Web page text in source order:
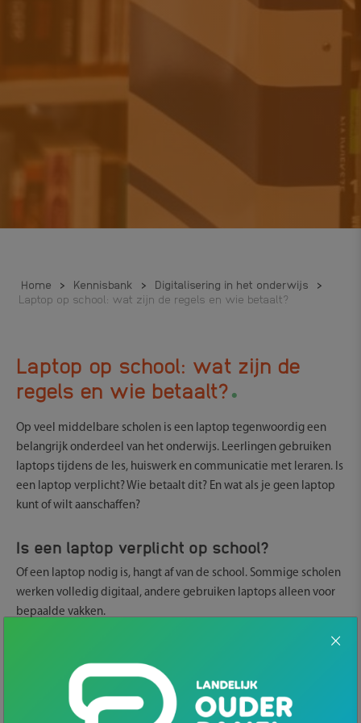
Home > Kennisbank > Digitalisering in het onderwijs >
Laptop op school: wat zijn de regels en wie betaalt?
Laptop op school: wat zijn de
regels en wie betaalt?.
Op veel middelbare scholen is een laptop tegenwoordig een
belangrijk onderdeel van het onderwijs. Leerlingen gebruiken
laptops tijdens de les, huiswerk en communicatie met leraren. Is
een laptop verplicht? Wie betaalt dit? En wat als je geen laptop
kunt of wilt aanschaffen?
Is een laptop verplicht op school?
Of een laptop nodig is, hangt af van de school. Sommige scholen
werken volledig digitaal, andere gebruiken laptops alleen voor
bepaalde vakken.
Belangrijk om te weten: een school mag ouders niet verplichten
toegankelijk zijn. Als een laptop nodig is voor het onderwijs en je
kunt of wilt er geen aanschaffen, dan moet de school zorgen voor
een alternatief. Zoals een leenlaptop.